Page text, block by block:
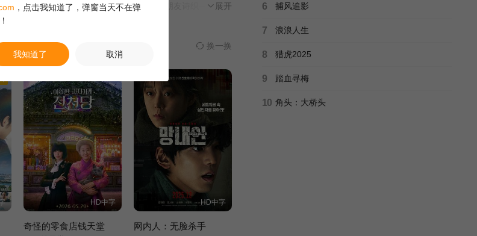
了震动，其中最受打击的莫过于她最亲密的朋友诗织——诗
到里香的灵魂在自己面前显现，并且正慢慢渗入她的身
展开
换一换
HD中字
奇怪的零食店钱天堂
HD中字
网内人：无脸杀手
6 捕风追影
7 浪浪人生
8 猎虎2025
9 踏血寻梅
10 角头：大桥头
，点击我知道了，弹窗当天不在弹
我知道了 取消